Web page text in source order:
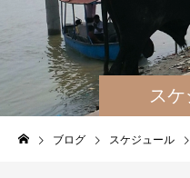
ス
ブログ スケジュール